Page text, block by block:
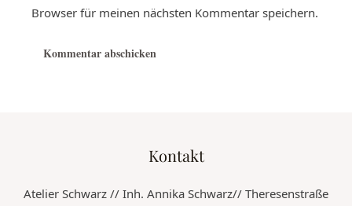
Browser für meinen nächsten Kommentar speichern.
Kontakt
Atelier Schwarz // Inh. Annika Schwarz// Theresenstraße